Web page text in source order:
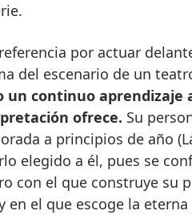
por actuar
del escenario de un
un continuo aprendizaje
ofrece. Su
a principios de año
elegido a él, pues se
con el que construye su
en el que escoge la eterna